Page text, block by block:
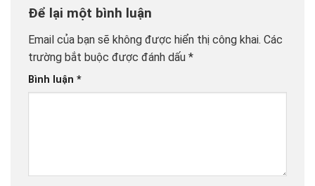
Để lại một bình luận
Email của bạn sẽ không được hiển thị công khai. Các
trường bắt buộc được đánh dấu *
Bình luận *